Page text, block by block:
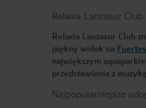
Relaxia Lanzasur Club
Relaxia Lanzasur Club
piękny widok na
największym
przedstawienia z
Najpopularniejsze